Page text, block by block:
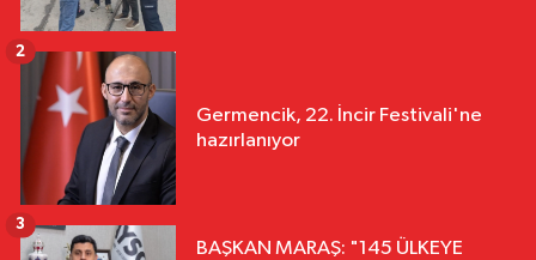
Germencik, 22. İncir Festivali'ne
hazırlanıyor
2
BAŞKAN MARAŞ: "145 ÜLKEYE
3